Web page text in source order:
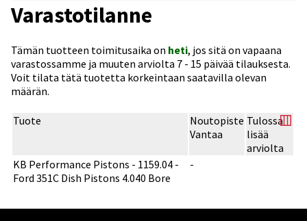
Varastotilanne
Tämän tuotteen toimitusaika on heti, jos sitä on vapaana
varastossamme ja muuten arviolta 7 - 15 päivää tilauksesta.
Voit tilata tätä tuotetta korkeintaan saatavilla olevan
määrän.
Tuote
Noutopiste
Vantaa
Tulossa
lisää
arviolta
KB Performance Pistons - 1159.04 -
Ford 351C Dish Pistons 4.040 Bore
-